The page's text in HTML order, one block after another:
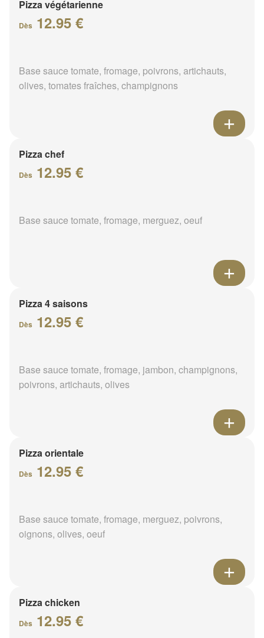
Pizza végétarienne
Dès 12.95 €
Base sauce tomate, fromage, poivrons, artichauts,
olives, tomates fraîches, champignons
Pizza chef
Dès 12.95 €
Base sauce tomate, fromage, merguez, oeuf
Pizza 4 saisons
Dès 12.95 €
Base sauce tomate, fromage, jambon, champignons,
poivrons, artichauts, olives
Pizza orientale
Dès 12.95 €
Base sauce tomate, fromage, merguez, poivrons,
oignons, olives, oeuf
Pizza chicken
Dès 12.95 €